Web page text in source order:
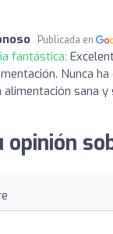
Publicada en
fantástica:
Nunca
alimentación sana y
opinión